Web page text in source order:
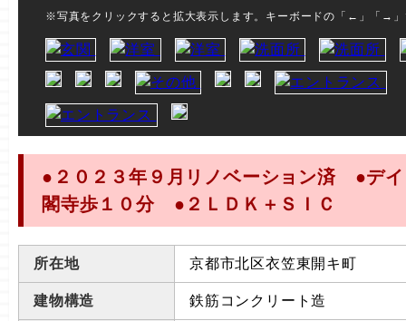
※写真をクリックすると拡大表示します。キーボードの「←」「→」
●２０２３年９月リノベーション済 ●デ
閣寺歩１０分 ●２ＬＤＫ＋ＳＩＣ
所在地 京都市北区衣笠東開キ町
建物構造 鉄筋コンクリート造